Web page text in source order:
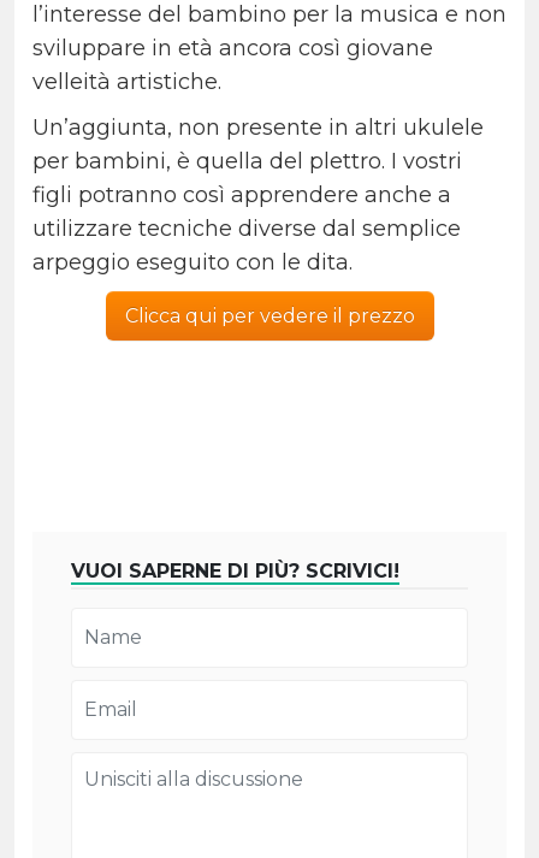
l’interesse del bambino per la musica e non
sviluppare in età ancora così giovane
velleità artistiche.
Un’aggiunta, non presente in altri ukulele
per bambini, è quella del plettro. I vostri
figli potranno così apprendere anche a
utilizzare tecniche diverse dal semplice
arpeggio eseguito con le dita.
Clicca qui per vedere il prezzo
VUOI SAPERNE DI PIÙ? SCRIVICI!